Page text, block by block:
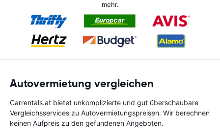
mehr.
Autovermietung vergleichen
Carrentals.at bietet unkomplizierte und gut überschaubare
Vergleichsservices zu Autovermietungspreisen. Wir berechnen
keinen Aufpreis zu den gefundenen Angeboten.